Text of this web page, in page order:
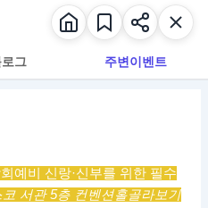
그 주변이벤트
예비 신랑·신부를 위한 필수
서관 5층 컨벤션홀골라보기